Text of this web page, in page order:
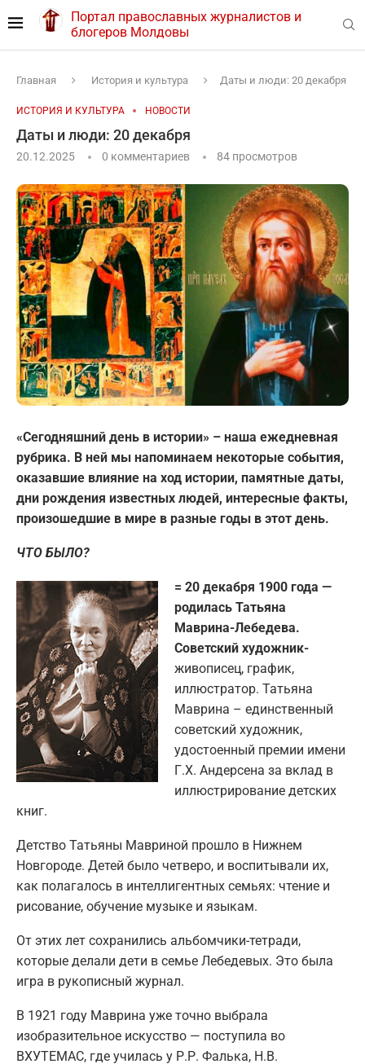
Портал православных журналистов и
блогеров Молдовы
Главная История и культура Даты и люди: 20 декабря
ИСТОРИЯ И КУЛЬТУРА НОВОСТИ
Даты и люди: 20 декабря
20.12.2025 0 комментариев 84 просмотров
«Сегодняшний день в истории» – наша ежедневная
рубрика. В ней мы напоминаем некоторые события,
оказавшие влияние на ход истории, памятные даты,
дни рождения известных людей, интересные факты,
произошедшие в мире в разные годы в этот день.
ЧТО БЫЛО?
= 20 декабря 1900 года —
родилась Татьяна
Маврина-Лебедева.
Советский художник-
живописец, график,
иллюстратор. Татьяна
Маврина – единственный
советский художник,
удостоенный премии имени
Г.Х. Андерсена за вклад в
иллюстрирование детских
книг.
Детство Татьяны Мавриной прошло в Нижнем
Новгороде. Детей было четверо, и воспитывали их,
как полагалось в интеллигентных семьях: чтение и
рисование, обучение музыке и языкам.
От этих лет сохранились альбомчики-тетради,
которые делали дети в семье Лебедевых. Это была
игра в рукописный журнал.
В 1921 году Маврина уже точно выбрала
изобразительное искусство — поступила во
ВХУТЕМАС, где училась у Р.Р. Фалька, Н.В.